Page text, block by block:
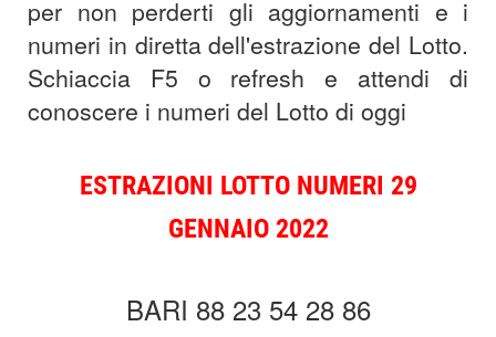
per non perderti gli aggiornamenti e i
numeri in diretta dell'estrazione del Lotto.
Schiaccia F5 o refresh e attendi di
conoscere i numeri del Lotto di oggi
ESTRAZIONI LOTTO NUMERI 29
GENNAIO 2022
BARI 88 23 54 28 86